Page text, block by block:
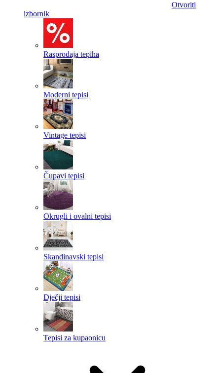
Otvoriti
izbornik
Rasprodaja tepiha
Moderni tepisi
Vintage tepisi
Čupavi tepisi
Okrugli i ovalni tepisi
Skandinavski tepisi
Dječji tepisi
Tepisi za kupaonicu